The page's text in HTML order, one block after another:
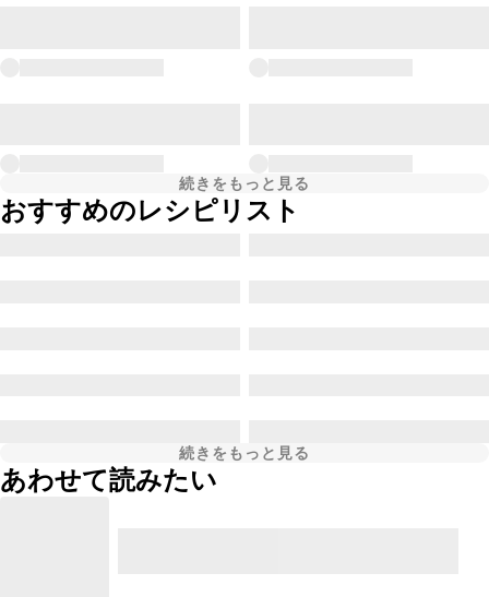
続きをもっと見る
おすすめのレシピリスト
続きをもっと見る
あわせて読みたい